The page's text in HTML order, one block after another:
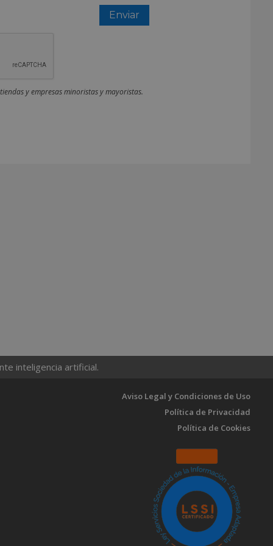
y empresas minoristas y mayoristas.
inteligencia artificial.
Aviso Legal y Condiciones de Uso
Política de Privacidad
Política de Cookies